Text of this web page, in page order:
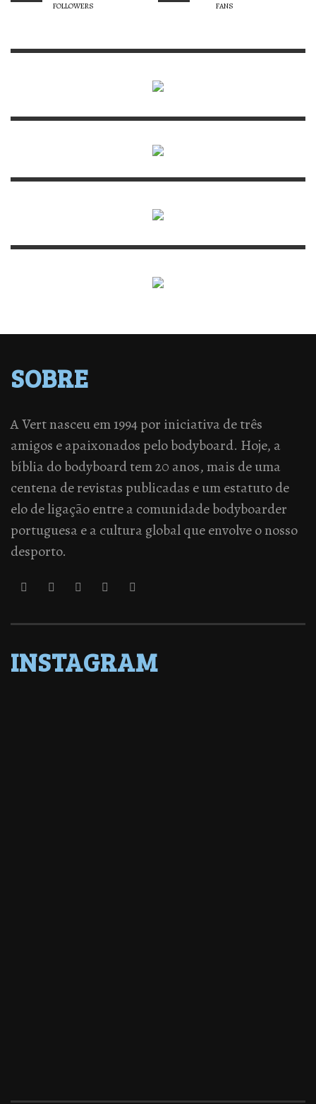
FOLLOWERS FANS
SOBRE
A Vert nasceu em 1994 por iniciativa de três
amigos e apaixonados pelo bodyboard. Hoje, a
bíblia do bodyboard tem 20 anos, mais de uma
centena de revistas publicadas e um estatuto de
elo de ligação entre a comunidade bodyboarder
portuguesa e a cultura global que envolve o nosso
desporto.
INSTAGRAM